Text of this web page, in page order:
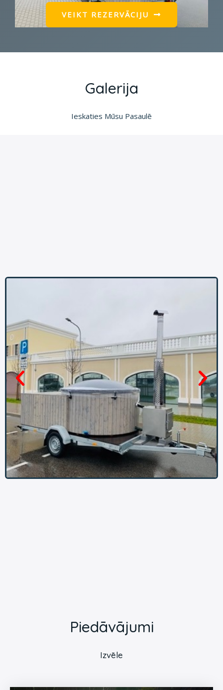
VEIKT REZERVĀCIJU
Galerija
Ieskaties Mūsu Pasaulē
Piedāvājumi
Izvēle